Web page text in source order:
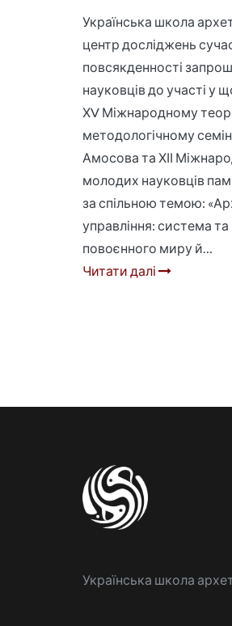
Українська школа
центр досліджень
повсякденності
науковців до участі у
ХV Міжнародному
методологічному
Амосова та ХІІ
молодих науковців
за спільною темою:
управління: система
повоєнного миру й…
Читати далі
Українська школа